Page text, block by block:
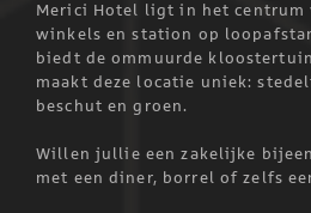
Merici Hotel ligt in het centrum
winkels en station op
biedt de ommuurde
maakt deze locatie uniek:
beschut en groen.
Willen jullie een zakelijke
met een diner, borrel of zelfs